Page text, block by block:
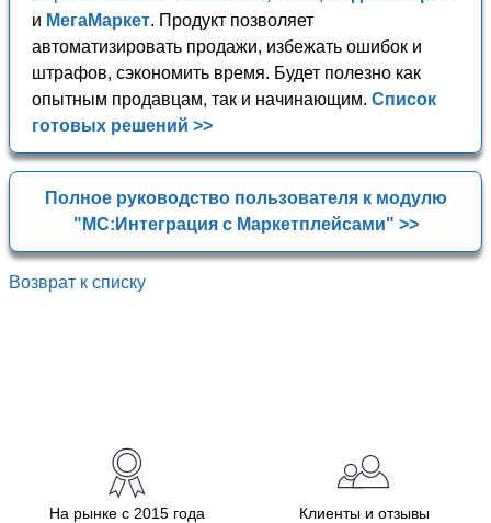
и МегаМаркет. Продукт позволяет
автоматизировать продажи, избежать ошибок и
штрафов, сэкономить время. Будет полезно как
опытным продавцам, так и начинающим. Список
готовых решений >>
Полное руководство пользователя к модулю
"МС:Интеграция с Маркетплейсами" >>
Возврат к списку
На рынке с 2015 года Клиенты и отзывы